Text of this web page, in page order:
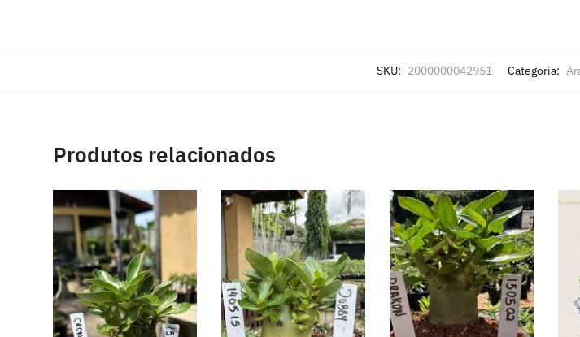
SKU: 2000000042951 Categoria:
Produtos relacionados